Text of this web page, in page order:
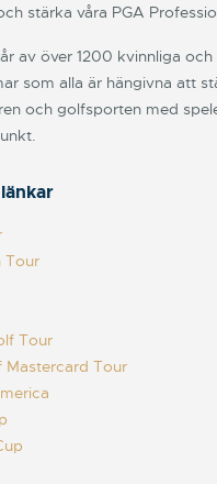
stärka våra PGA
av över 1200 kvinnliga och
som alla är hängivna att
och golfsporten med
Tour
Tour
Mastercard Tour